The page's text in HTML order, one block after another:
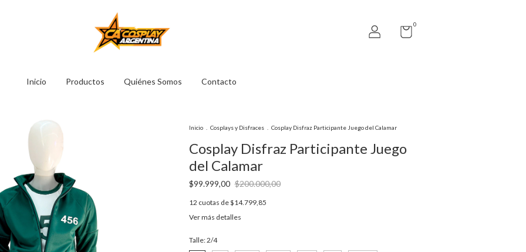
0
Inicio Productos Quiénes Somos Contacto
Inicio Cosplays y Disfraces Cosplay Disfraz Participante Juego del Calamar
Cosplay Disfraz Participante Juego
del Calamar
$99.999,00 $200.000,00
12 cuotas de$14.799,85
Ver más detalles
Talle:2/4